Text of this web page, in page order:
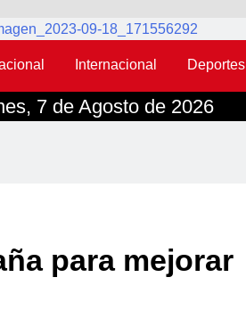
Internacional Deportes
7 de Agosto de 2026
para mejorar